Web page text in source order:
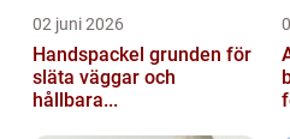
02 juni 2026
Handspackel grunden för
släta väggar och
hållbara...